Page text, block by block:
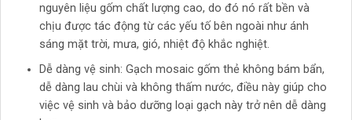
nguyên liệu gốm chất lượng cao, do đó nó rất bền và
chịu được tác động từ các yếu tố bên ngoài như ánh
sáng mặt trời, mưa, gió, nhiệt độ khắc nghiệt.
Dễ dàng vệ sinh: Gạch mosaic gốm thẻ không bám bẩn,
dễ dàng lau chùi và không thấm nước, điều này giúp cho
việc vệ sinh và bảo dưỡng loại gạch này trở nên dễ dàng